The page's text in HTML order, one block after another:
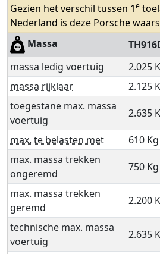
Gezien het verschil tussen 1e
Nederland is deze Porsche
Massa
massa ledig voertuig
2.025
massa rijklaar
2.125
toegestane max. massa
voertuig
2.635
max. te belasten met
610 Kg
max. massa trekken
ongeremd
750 Kg
max. massa trekken
geremd
2.200
technische max. massa
voertuig
2.635